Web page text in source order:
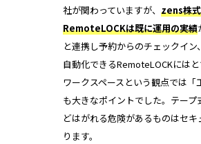
社が関わっていますが、zens株
RemoteLOCKは既に運用の実績
と連携し予約からのチェックイ
自動化できるRemoteLOCKにはと
ワークスペースという観点では「
も大きなポイントでした。テー
どはがれる危険があるものはセキ
ります。